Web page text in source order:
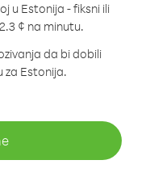
u Estonija - fiksni ili
¢ na minutu.
da bi dobili
za Estonija.